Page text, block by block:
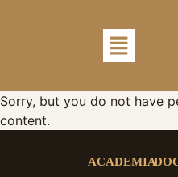
Sorry, but you do not have
content.
ACADEMIA